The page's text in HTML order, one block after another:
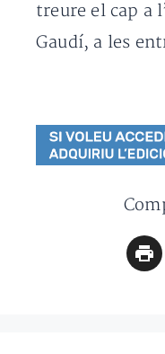
treure el cap a
Gaudí, a les